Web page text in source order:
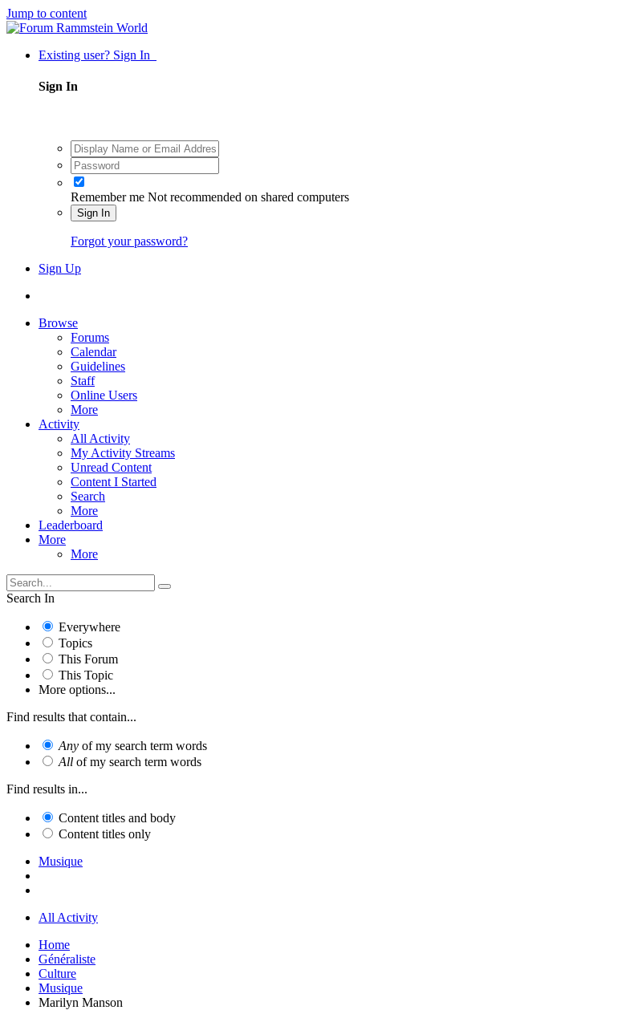
Jump to content
Existing user? Sign In
Sign In
Remember me Not recommended on shared computers
Sign In
Forgot your password?
Sign Up
Browse
Forums
Calendar
Guidelines
Staff
Online Users
More
Activity
All Activity
My Activity Streams
Unread Content
Content I Started
Search
More
Leaderboard
More
More
Search In
Everywhere
Topics
This Forum
This Topic
More options...
Find results that contain...
Any of my search term words
All of my search term words
Find results in...
Content titles and body
Content titles only
Musique
All Activity
Home
Généraliste
Culture
Musique
Marilyn Manson